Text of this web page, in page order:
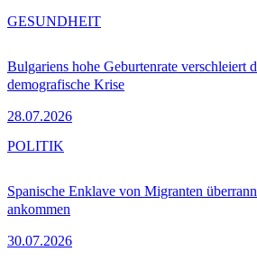
Bulgariens hohe Geburtenrate verschleiert
demografische Krise
28.07.2026
GESUNDHEIT
Spanische Enklave von Migranten
ankommen
30.07.2026
POLITIK